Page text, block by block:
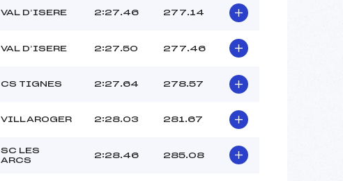
VAL D’ISERE 2:27.46 277.14
VAL D’ISERE 2:27.50 277.46
CS TIGNES 2:27.64 278.57
VILLAROGER 2:28.03 281.67
SC LES
ARCS
2:28.46 285.08